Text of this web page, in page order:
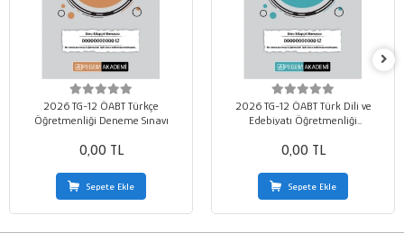
2026 TG-12 ÖABT Türkçe
Öğretmenliği Deneme Sınavı
0,00 TL
Sepete Ekle
2026 TG-12 ÖABT Türk Dili ve
Edebiyatı Öğretmenliği
0,00 TL
Sepete Ekle